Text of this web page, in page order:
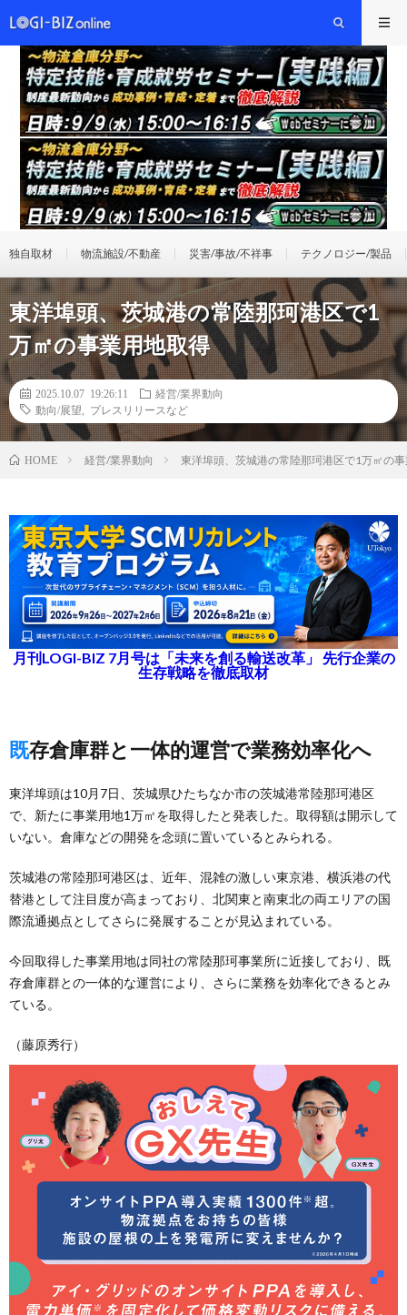
独自取材 物流施設/不動産 災害/事故/不祥事 テクノロジー/製品
東洋埠頭、茨城港の常陸那珂港区で1
万㎡の事業用地取得
2025.10.07 19:26:11
経営/業界動向
動向/展望
プレスリリースなど
HOME 経営/業界動向 東洋埠頭、茨城港の常陸那珂港区で1万㎡の
月刊LOGI-BIZ 7月号は「未来を創る輸送改革」 先行企業の
生存戦略を徹底取材
既存倉庫群と一体的運営で業務効率化へ
東洋埠頭は10月7日、茨城県ひたちなか市の茨城港常陸那珂港区
で、新たに事業用地1万㎡を取得したと発表した。取得額は開示して
いない。倉庫などの開発を念頭に置いているとみられる。
茨城港の常陸那珂港区は、近年、混雑の激しい東京港、横浜港の代
替港として注目度が高まっており、北関東と南東北の両エリアの国
際流通拠点としてさらに発展することが見込まれている。
今回取得した事業用地は同社の常陸那珂事業所に近接しており、既
存倉庫群との一体的な運営により、さらに業務を効率化できるとみ
ている。
（藤原秀行）